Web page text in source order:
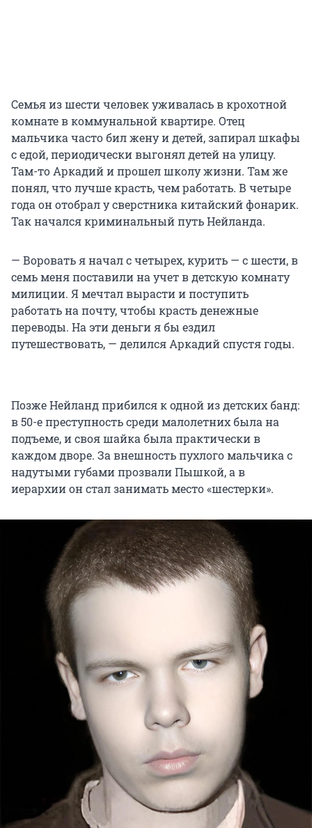
Семья из шести человек уживалась в крохотной
комнате в коммунальной квартире. Отец
мальчика часто бил жену и детей, запирал шкафы
с едой, периодически выгонял детей на улицу.
Там-то Аркадий и прошел школу жизни. Там же
понял, что лучше красть, чем работать. В четыре
года он отобрал у сверстника китайский фонарик.
Так начался криминальный путь Нейланда.
— Воровать я начал с четырех, курить — с шести, в
семь меня поставили на учет в детскую комнату
милиции. Я мечтал вырасти и поступить
работать на почту, чтобы красть денежные
переводы. На эти деньги я бы ездил
путешествовать, — делился Аркадий спустя годы.
Позже Нейланд прибился к одной из детских банд:
в 50-е преступность среди малолетних была на
подъеме, и своя шайка была практически в
каждом дворе. За внешность пухлого мальчика с
надутыми губами прозвали Пышкой, а в
иерархии он стал занимать место «шестерки».